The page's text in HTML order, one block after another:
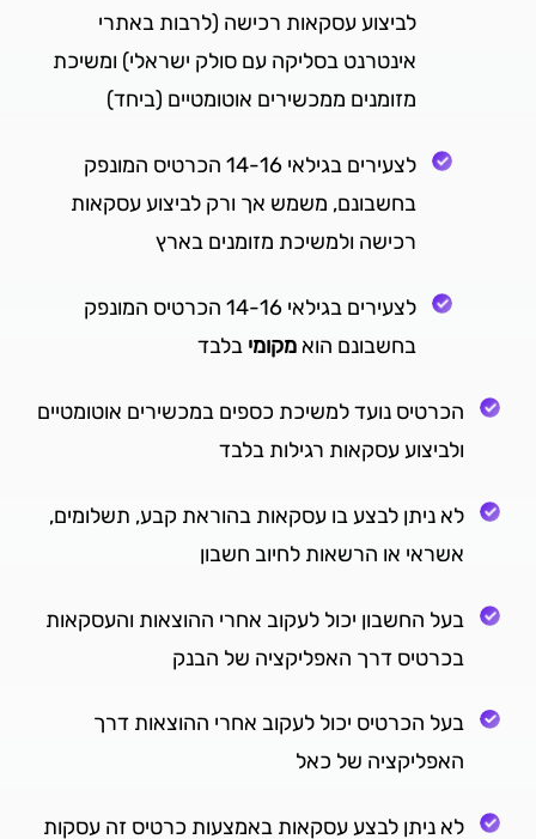
לביצוע עסקאות רכישה (לרבות באתרי
אינטרנט בסליקה עם סולק ישראלי) ומשיכת
מזומנים ממכשירים אוטומטיים (ביחד)
לצעירים בגילאי 14-16 הכרטיס המונפק
בחשבונם, משמש אך ורק לביצוע עסקאות
רכישה ולמשיכת מזומנים בארץ
לצעירים בגילאי 14-16 הכרטיס המונפק
בחשבונם הוא מקומי בלבד
הכרטיס נועד למשיכת כספים במכשירים אוטומטיים
ולביצוע עסקאות רגילות בלבד
לא ניתן לבצע בו עסקאות בהוראת קבע, תשלומים,
אשראי או הרשאות לחיוב חשבון
בעל החשבון יכול לעקוב אחרי ההוצאות והעסקאות
בכרטיס דרך האפליקציה של הבנק
בעל הכרטיס יכול לעקוב אחרי ההוצאות דרך
האפליקציה של כאל
לא ניתן לבצע עסקאות באמצעות כרטיס זה עסקות